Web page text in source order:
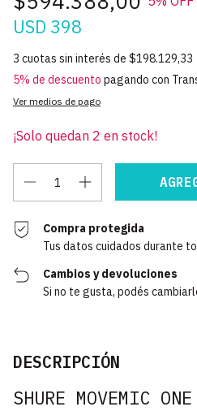
USD 398
3 cuotas sin interés de $198.129,33
5% de descuento pagando con
Ver medios de pago
¡Solo quedan 2 en stock!
Compra protegida
Tus datos cuidados durante
Cambios y devoluciones
Si no te gusta, podés
DESCRIPCIÓN
SHURE MOVEMIC